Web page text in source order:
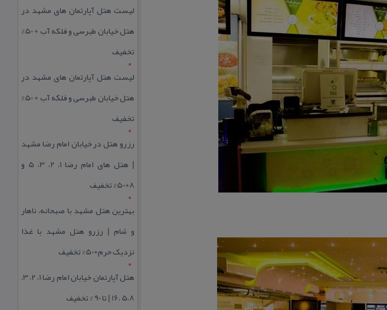
لیست هتل آپارتمان های مشهد در
هتل خیابان طبرسی و فلکه آب + 50%
تخفیف
لیست هتل آپارتمان های مشهد در
هتل خیابان طبرسی و فلکه آب + 50%
تخفیف
رزرو هتل در خیابان امام رضا مشهد
| هتل‌ های امام رضا 1، 2، 3، 5 و
8+50% تخفیف
بهترین هتل مشهد با صبحانه، ناهار
و شام | رزرو هتل مشهد با غذا
نزدیک حرم+50% تخفیف
هتل آپارتمان خیابان امام رضا 1، 2، 3،
5،8 ،16 | تا 90 % تخفیف